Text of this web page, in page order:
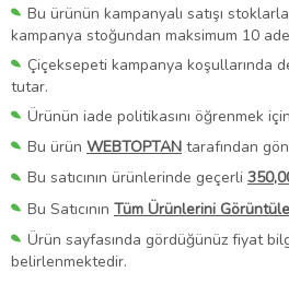
Bu ürünün kampanyalı satışı stoklarla
kampanya stoğundan maksimum 10
Çiçeksepeti kampanya koşullarında
tutar.
Ürünün iade politikasını öğrenmek için
Bu ürün WEBTOPTAN tarafından
Bu satıcının ürünlerinde geçerli
Bu Satıcının Tüm Ürünlerini Görüntüle
Ürün sayfasında gördüğünüz fiyat
belirlenmektedir.